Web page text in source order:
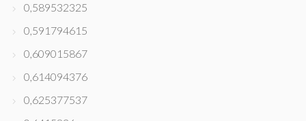
0,589532325
0,591794615
0,609015867
0,614094376
0,625377537